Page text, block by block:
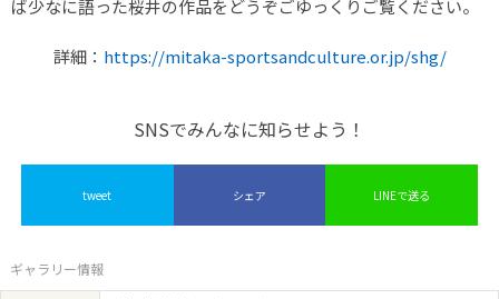
ば少なに語った桜井の作品をどうぞごゆっくりご覧ください。
詳細： https://mitaka-sportsandculture.or.jp/shg/
SNSでみんなに知らせよう！
tweet シェア LINEで送る
ギャラリー情報